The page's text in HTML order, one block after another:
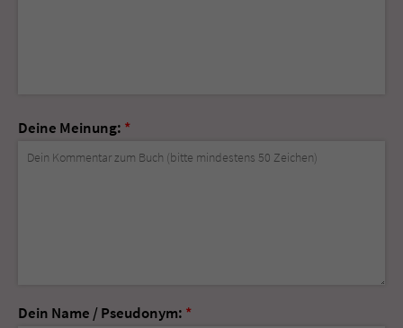
Deine Meinung: *
Dein Name / Pseudonym: *